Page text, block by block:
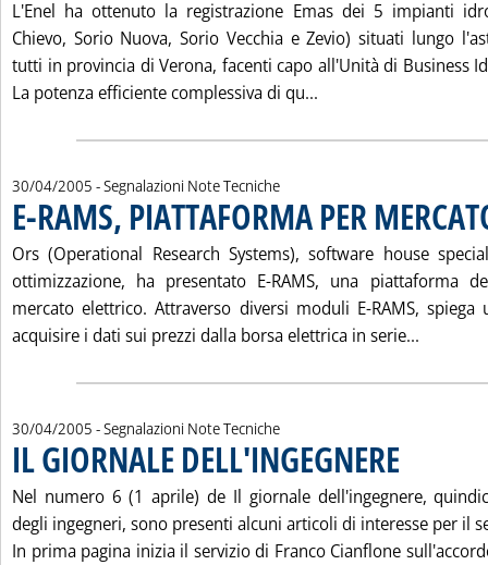
L'Enel ha ottenuto la registrazione Emas dei 5 impianti
Chievo, Sorio Nuova, Sorio Vecchia e Zevio) situati lungo
tutti in provincia di Verona, facenti capo all'Unità di Business
La potenza efficiente complessiva di qu...
30/04/2005 - Segnalazioni Note Tecniche
E-RAMS, PIATTAFORMA PER
Ors (Operational Research Systems), software house
ottimizzazione, ha presentato E-RAMS, una piattaforma
mercato elettrico. Attraverso diversi moduli E-RAMS,
acquisire i dati sui prezzi dalla borsa elettrica in serie...
30/04/2005 - Segnalazioni Note Tecniche
IL GIORNALE DELL'INGEGNERE
Nel numero 6 (1 aprile) de Il giornale dell'ingegnere,
degli ingegneri, sono presenti alcuni articoli di interesse per il
In prima pagina inizia il servizio di Franco Cianflone